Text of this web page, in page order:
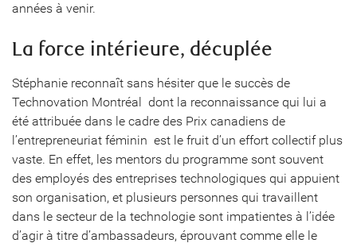
années à venir.
La force intérieure, décuplée
Stéphanie reconnaît sans hésiter que le succès de
Technovation Montréal  dont la reconnaissance qui lui a
été attribuée dans le cadre des Prix canadiens de
l’entrepreneuriat féminin  est le fruit d’un effort collectif plus
vaste. En effet, les mentors du programme sont souvent
des employés des entreprises technologiques qui appuient
son organisation, et plusieurs personnes qui travaillent
dans le secteur de la technologie sont impatientes à l’idée
d’agir à titre d’ambassadeurs, éprouvant comme elle le